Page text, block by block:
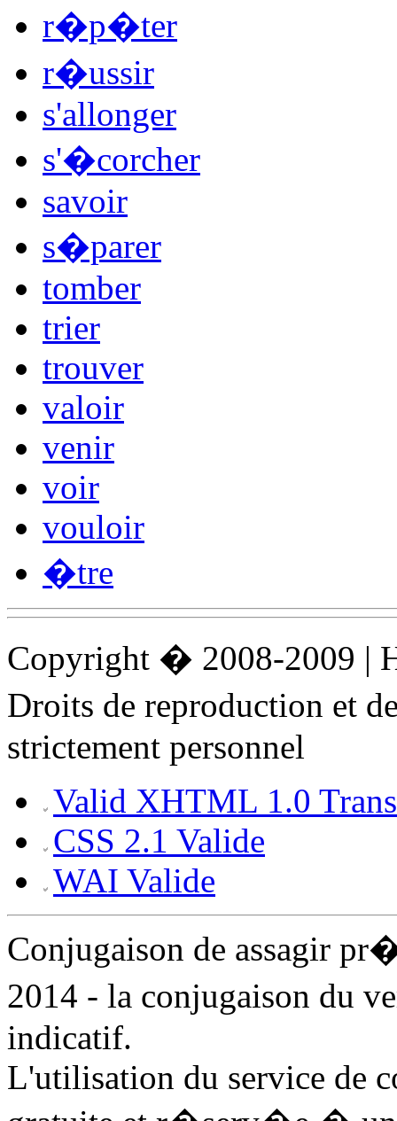
r�p�ter
r�ussir
s'allonger
s'�corcher
savoir
s�parer
tomber
trier
trouver
valoir
venir
voir
vouloir
�tre
Copyright � 2008-2009 |
Droits de reproduction et
strictement personnel
Valid XHTML 1.0
CSS 2.1 Valide
WAI Valide
Conjugaison de assagir
2014 - la conjugaison du
indicatif.
L'utilisation du service de